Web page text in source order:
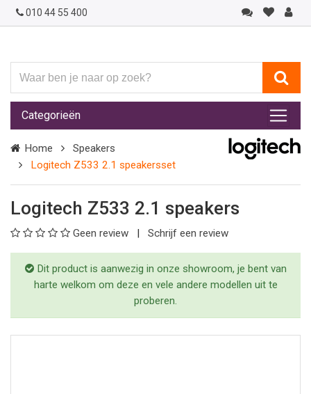
010 44 55 400
ben
je
naar
op
zoek?
Categorieën
Home
Speakers
Logitech Z533 2.1 speakersset
Logitech Z533 2.1 speakers
Geen review Schrijf een review
Dit product is aanwezig in onze showroom, je bent van
harte welkom om deze en vele andere modellen uit te
proberen.